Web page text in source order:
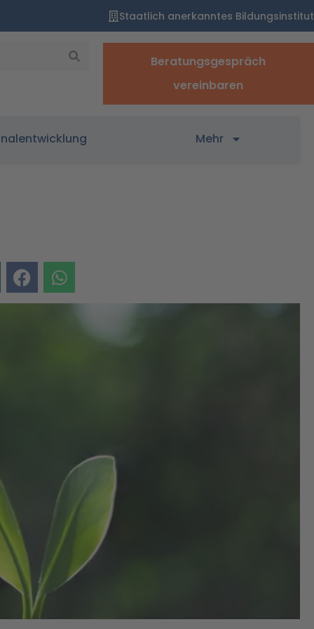
Staatlich anerkanntes Bildungsinstitut
Beratungsgespräch
vereinbaren
Mehr